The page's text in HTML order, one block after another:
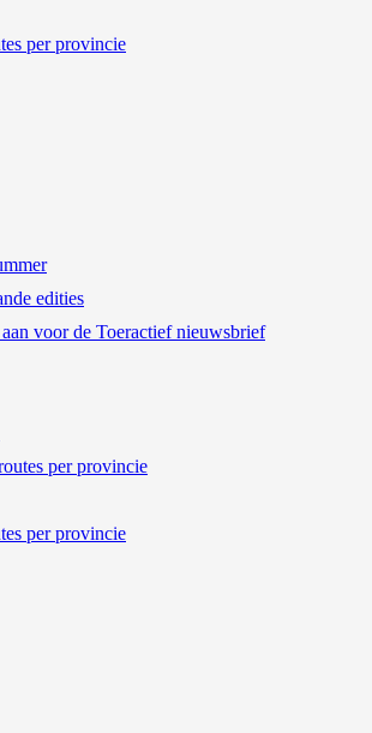
per provincie
edities
voor de Toeractief nieuwsbrief
per provincie
per provincie